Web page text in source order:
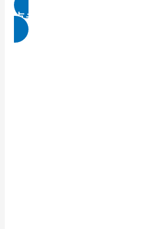
点击免费领取